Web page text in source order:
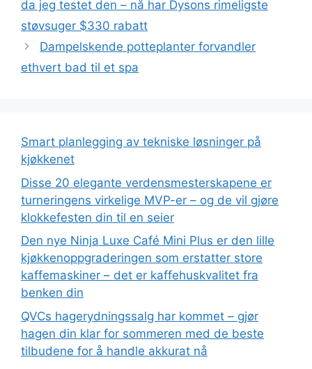
da jeg testet den – nå har Dysons rimeligste
støvsuger $330 rabatt
Dampelskende potteplanter forvandler
ethvert bad til et spa
Smart planlegging av tekniske løsninger på
kjøkkenet
Disse 20 elegante verdensmesterskapene er
turneringens virkelige MVP-er – og de vil gjøre
klokkefesten din til en seier
Den nye Ninja Luxe Café Mini Plus er den lille
kjøkkenoppgraderingen som erstatter store
kaffemaskiner – det er kaffehuskvalitet fra
benken din
QVCs hagerydningssalg har kommet – gjør
hagen din klar for sommeren med de beste
tilbudene for å handle akkurat nå